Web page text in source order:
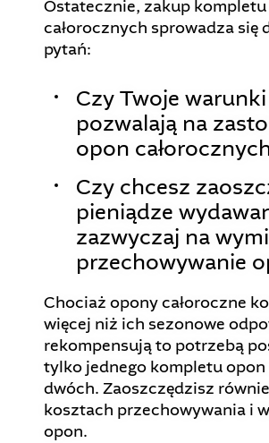
Ostatecznie, zakup
całorocznych sprowadza się
pytań:
Czy Twoje
pozwalają na
opon
Czy chcesz
pieniądze
zazwyczaj na
przechowywanie
Chociaż opony całoroczne
więcej niż ich sezonowe
rekompensują to potrzebą
tylko jednego kompletu
dwóch. Zaoszczędzisz
kosztach przechowywania i
opon.